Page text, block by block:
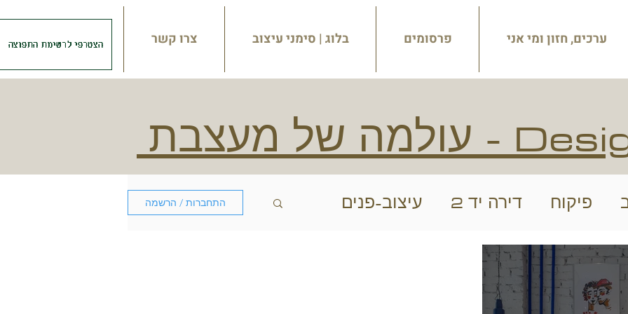
הצטרפי לרשימת התפוצה ערכים, חזון ומי אני פרסומים בלוג | סימני עיצוב צרו קשר
- עולמה של מעצבת
פיקוח דירה יד 2 עיצוב-פנים
בתים פרטיים
התחברות / הרשמה